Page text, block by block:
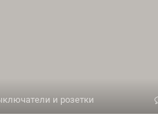
и розетки